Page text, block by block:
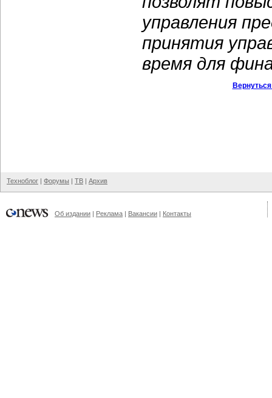
управления
принятия
время для
Техноблог | Форумы | ТВ | Архив
Об издании | Реклама | Вакансии | Контакты